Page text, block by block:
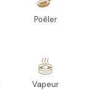
Poêler
Vapeur